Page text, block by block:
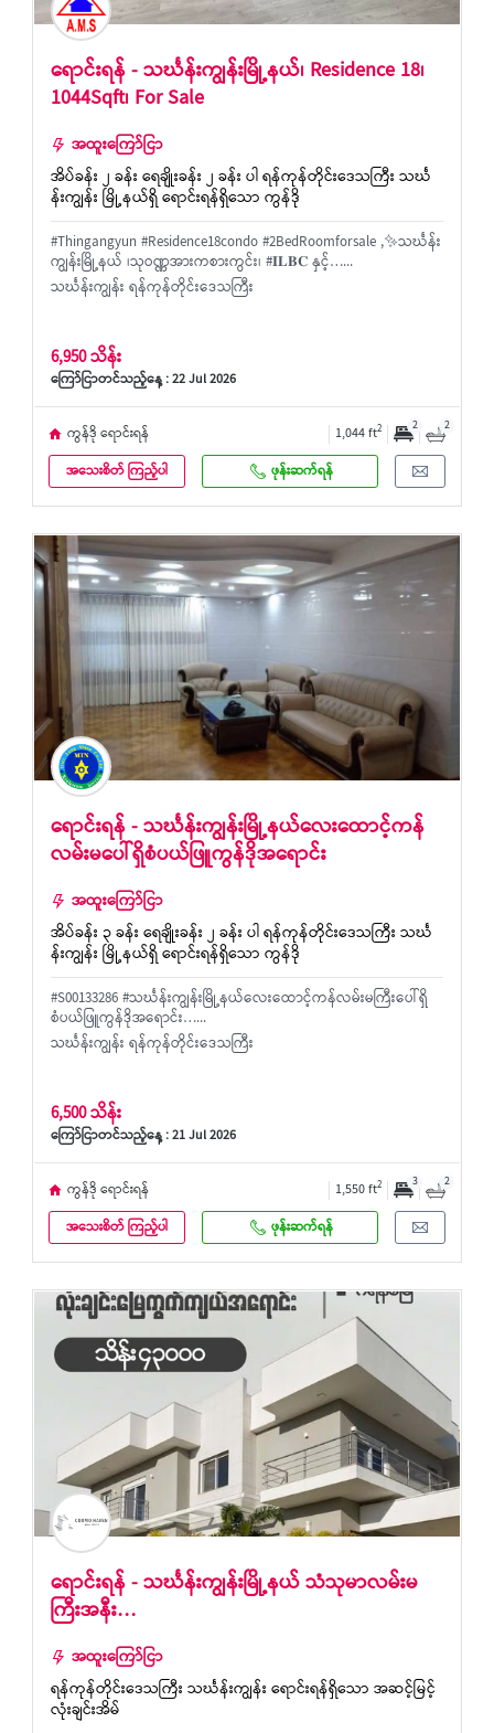
ရောင်းရန် - သင်္ဃန်းကျွန်းမြို့နယ်၊ Residence 18၊
1044Sqft၊ For Sale
အထူးကြော်ငြာ
အိပ်ခန်း ၂ ခန်း ရေချိုးခန်း ၂ ခန်း ပါ ရန်ကုန်တိုင်းဒေသကြီး သင်္ဃ
န်းကျွန်း မြို့နယ်ရှိ ရောင်းရန်ရှိသော ကွန်ဒို
#Thingangyun #Residence18condo #2BedRoomforsale ,✨သင်္ဃန်း
ကျွန်းမြို့နယ် ၊သုဝဏ္ဏအားကစားကွင်း၊ #𝐈𝐋𝐁𝐂 နှင့်…...
သင်္ဃန်းကျွန်း ရန်ကုန်တိုင်းဒေသကြီး
6,950 သိန်း
ကြော်ငြာတင်သည့်နေ့ : 22 Jul 2026
ကွန်ဒို ရောင်းရန် 1,044 ft2 2 2
အသေးစိတ် ကြည့်ပါ ဖုန်းဆက်ရန်
ရောင်းရန် - သင်္ဃန်းကျွန်းမြို့နယ်လေးထောင့်ကန်
လမ်းမပေါ်ရှိစံပယ်ဖြူကွန်ဒိုအရောင်း
အထူးကြော်ငြာ
အိပ်ခန်း ၃ ခန်း ရေချိုးခန်း ၂ ခန်း ပါ ရန်ကုန်တိုင်းဒေသကြီး သင်္ဃ
န်းကျွန်း မြို့နယ်ရှိ ရောင်းရန်ရှိသော ကွန်ဒို
#S00133286 #သင်္ဃန်းကျွန်းမြို့နယ်လေးထောင့်ကန်လမ်းမကြီးပေါ်ရှိ
စံပယ်ဖြူကွန်ဒိုအရောင်း…...
သင်္ဃန်းကျွန်း ရန်ကုန်တိုင်းဒေသကြီး
6,500 သိန်း
ကြော်ငြာတင်သည့်နေ့ : 21 Jul 2026
ကွန်ဒို ရောင်းရန် 1,550 ft2 3 2
အသေးစိတ် ကြည့်ပါ ဖုန်းဆက်ရန်
ရောင်းရန် - သင်္ဃန်းကျွန်းမြို့နယ် သံသုမာလမ်းမ
ကြီးအနီး…
အထူးကြော်ငြာ
ရန်ကုန်တိုင်းဒေသကြီး သင်္ဃန်းကျွန်း ရောင်းရန်ရှိသော အဆင့်မြင့်
လုံးချင်းအိမ်